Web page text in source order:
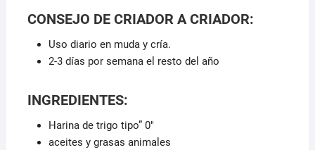
CONSEJO DE CRIADOR A CRIADOR:
Uso diario en muda y cría.
2-3 días por semana el resto del año
INGREDIENTES:
Harina de trigo tipo” 0″
aceites y grasas animales